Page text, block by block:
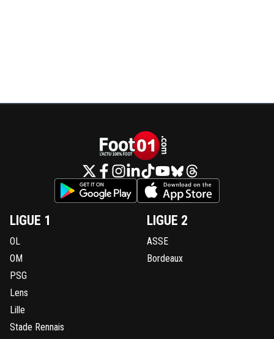
LIGUE 1
OL
OM
PSG
Lens
Lille
Stade Rennais
LIGUE 2
ASSE
Bordeaux